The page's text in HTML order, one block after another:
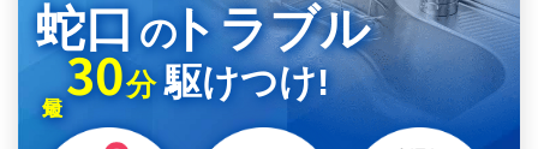
蛇口 のトラブル
30分 駆けつけ!